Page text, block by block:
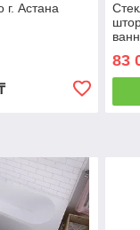
г. Астана
83